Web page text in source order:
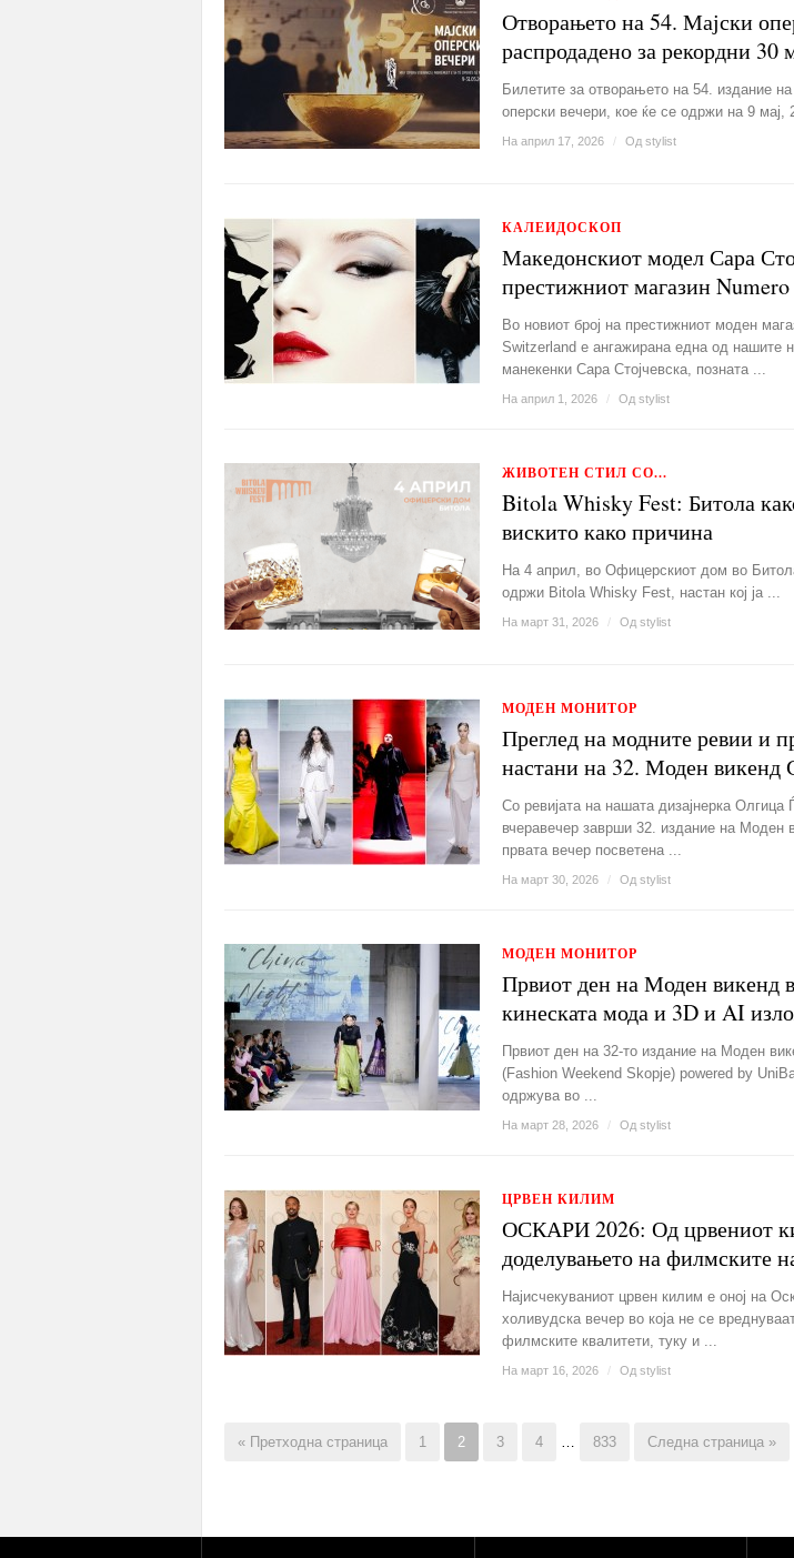
Отворањето на 54. Мајски
распродадено за рекордни 30
Билетите за отворањето на 54. издание на
оперски вечери, кое ќе се одржи на 9 мај,
На април 17, 2026 / Од stylist
КАЛЕИДОСКОП
Македонскиот модел Сара
престижниот магазин
Во новиот број на престижниот моден
Switzerland е ангажирана една од нашите
манекенки Сара Стојчевска, позната ...
На април 1, 2026 / Од stylist
ЖИВОТЕН СТИЛ СО...
Bitola Whisky Fest: Битола
вискито како причина
На 4 април, во Офицерскиот дом во
одржи Bitola Whisky Fest, настан кој ја ...
На март 31, 2026 / Од stylist
МОДЕН МОНИТОР
Преглед на модните ревии и
настани на 32. Моден викенд
Со ревијата на нашата дизајнерка Олгица
вчеравечер заврши 32. издание на Моден
првата вечер посветена ...
На март 30, 2026 / Од stylist
МОДЕН МОНИТОР
Првиот ден на Моден викенд
кинеската мода и 3D и AI
Првиот ден на 32-то издание на Моден
(Fashion Weekend Skopje) powered by
одржува во ...
На март 28, 2026 / Од stylist
ЦРВЕН КИЛИМ
ОСКАРИ 2026: Од црвениот
доделувањето на филмските
Најисчекуваниот црвен килим е оној на
холивудска вечер во која не се
филмските квалитети, туку и ...
На март 16, 2026 / Од stylist
« Претходна страница 1 2 3 4 … 833 Следна страница »